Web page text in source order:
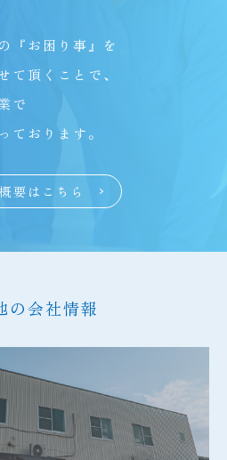
『お困り事』を
て頂くことで、
で
ております。
要はこちら
の会社情報